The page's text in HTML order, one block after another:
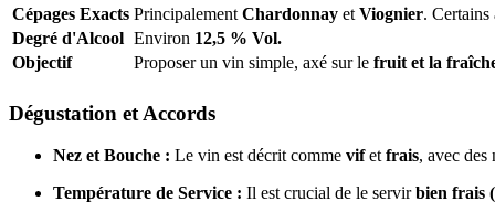
Cépages Exacts Principalement Chardonnay et Viognier.
Degré d'Alcool Environ 12,5 % Vol.
Objectif
Proposer un vin simple, axé sur le fruit et la
Dégustation et Accords
Nez et Bouche : Le vin est décrit comme vifet frais, avec des
Température de Service : Il est crucial de le servirbien frais